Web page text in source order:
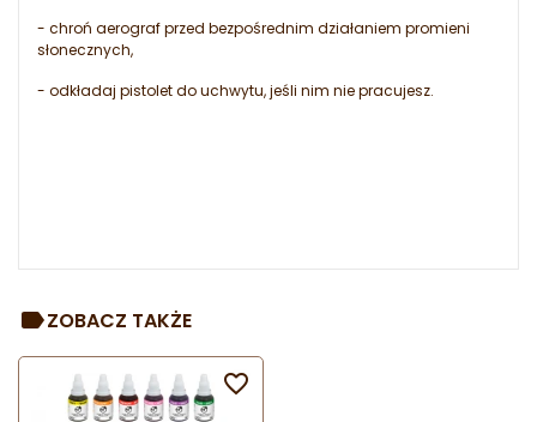
- chroń aerograf przed bezpośrednim działaniem promieni
słonecznych,
- odkładaj pistolet do uchwytu, jeśli nim nie pracujesz.
ZOBACZ TAKŻE
